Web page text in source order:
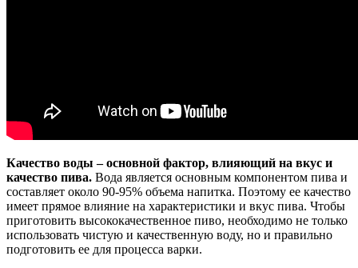
Качество воды – основной фактор, влияющий на вкус и
качество пива. Вода является основным компонентом пива и
составляет около 90-95% объема напитка. Поэтому ее качество
имеет прямое влияние на характеристики и вкус пива. Чтобы
приготовить высококачественное пиво, необходимо не только
использовать чистую и качественную воду, но и правильно
подготовить ее для процесса варки.